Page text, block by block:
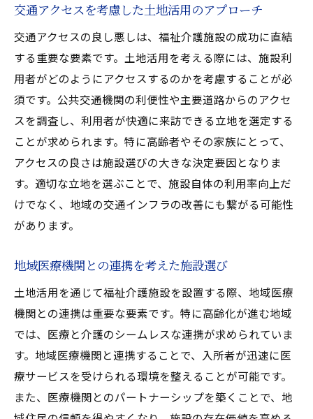
交通アクセスを考慮した土地活用のアプローチ
交通アクセスの良し悪しは、福祉介護施設の成功に直結
する重要な要素です。土地活用を考える際には、施設利
用者がどのようにアクセスするのかを考慮することが必
須です。公共交通機関の利便性や主要道路からのアクセ
スを調査し、利用者が快適に来訪できる立地を選定する
ことが求められます。特に高齢者やその家族にとって、
アクセスの良さは施設選びの大きな決定要因となりま
す。適切な立地を選ぶことで、施設自体の利用率向上だ
けでなく、地域の交通インフラの改善にも繋がる可能性
があります。
地域医療機関との連携を考えた施設選び
土地活用を通じて福祉介護施設を設置する際、地域医療
機関との連携は重要な要素です。特に高齢化が進む地域
では、医療と介護のシームレスな連携が求められていま
す。地域医療機関と連携することで、入所者が迅速に医
療サービスを受けられる環境を整えることが可能です。
また、医療機関とのパートナーシップを築くことで、地